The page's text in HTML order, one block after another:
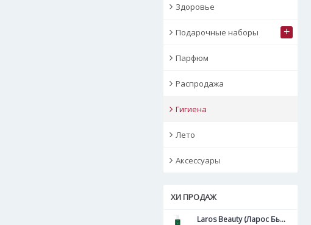
Здоровье
Подарочные наборы +
Парфюм
Распродажа
Гигиена
Лето
Аксессуары
ХИ ПРОДАЖ
Laros Beauty (Ларос Бьюти ) Пилинг для кожи головы и волос Tea Tree Hair&Scalp Peel 500 мл